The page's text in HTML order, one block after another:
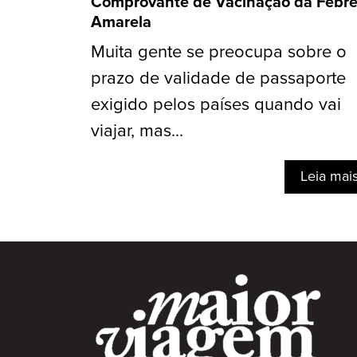
Amarela
Muita gente se preocupa sobre o
prazo de validade de passaporte
exigido pelos países quando vai
viajar, mas...
Leia